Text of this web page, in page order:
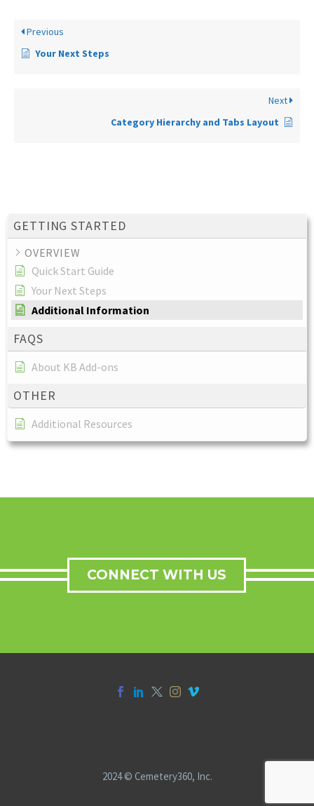
GETTING STARTED
OVERVIEW
Quick Start Guide
Your Next Steps
Additional Information
FAQS
About KB Add-ons
OTHER
Additional Resources
Previous
Your Next Steps
Next
Category Hierarchy and Tabs Layout
CONNECT WITH US
2024 © Cemetery360, Inc.